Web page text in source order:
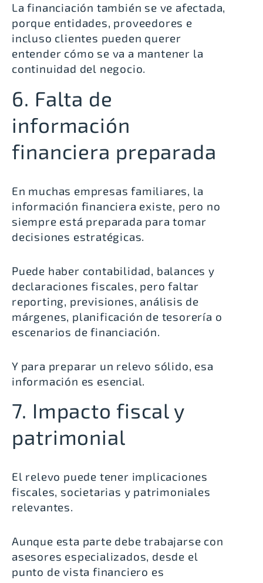
La financiación también se ve afectada,
porque entidades, proveedores e
incluso clientes pueden querer
entender cómo se va a mantener la
continuidad del negocio.
6. Falta de
información
financiera preparada
En muchas empresas familiares, la
información financiera existe, pero no
siempre está preparada para tomar
decisiones estratégicas.
Puede haber contabilidad, balances y
declaraciones fiscales, pero faltar
reporting, previsiones, análisis de
márgenes, planificación de tesorería o
escenarios de financiación.
Y para preparar un relevo sólido, esa
información es esencial.
7. Impacto fiscal y
patrimonial
El relevo puede tener implicaciones
fiscales, societarias y patrimoniales
relevantes.
Aunque esta parte debe trabajarse con
asesores especializados, desde el
punto de vista financiero es